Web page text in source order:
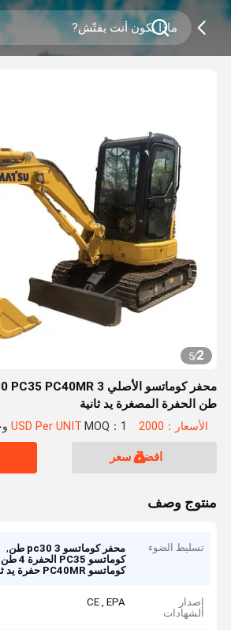
2
/
5
طن الحفرة المصغرة يد ثانية
الأسعار：2000 USD Per UNIT MOQ：1 وحدة
افضل سعر
منتوج وصف
تسليط الضوء محفر كوماتسو pc30 3 طن
,
كوماتسو PC35 الحفرة 4 طن
كوماتسو PC40MR حفرة يد ثانية
إصدار
الشهادات
CE , EPA